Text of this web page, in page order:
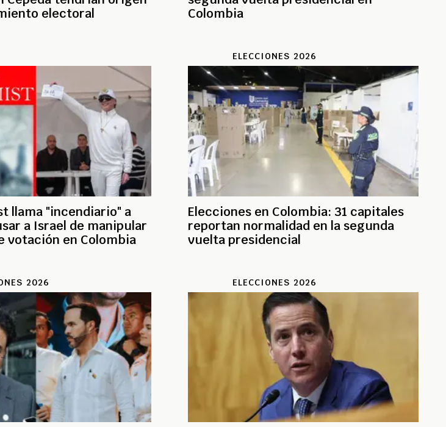
electoral
Colombia
llama "incendiario" a
a Israel de manipular
votación en Colombia
ELECCIONES 2026
Elecciones en Colombia: 31 capitales
reportan normalidad en la segunda
vuelta presidencial
2026 ELECCIONES 2026